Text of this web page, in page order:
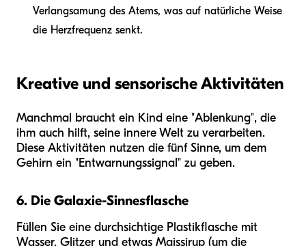
Verlangsamung des Atems, was auf natürliche Weise
die Herzfrequenz senkt.
Kreative und sensorische Aktivitäten
Manchmal braucht ein Kind eine "Ablenkung", die
ihm auch hilft, seine innere Welt zu verarbeiten.
Diese Aktivitäten nutzen die fünf Sinne, um dem
Gehirn ein "Entwarnungssignal" zu geben.
6. Die Galaxie-Sinnesflasche
Füllen Sie eine durchsichtige Plastikflasche mit
Wasser, Glitzer und etwas Maissirup (um die